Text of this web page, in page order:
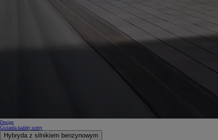
Design
Gwiazda każdej sceny
Hybryda z silnikiem benzynowym